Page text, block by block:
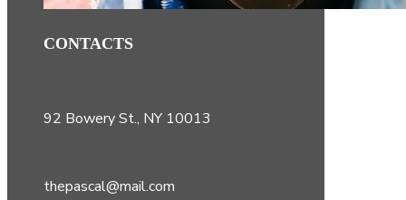
CONTACTS
92 Bowery St., NY 10013
thepascal@mail.com